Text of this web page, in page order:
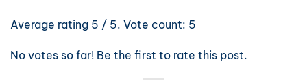
Average rating 5 / 5. Vote count: 5
No votes so far! Be the first to rate this post.